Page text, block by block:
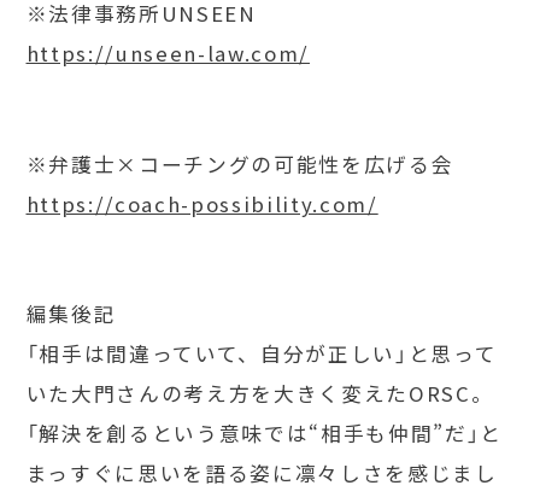
※法律事務所UNSEEN
https://unseen-law.com/
※弁護士×コーチングの可能性を広げる会
https://coach-possibility.com/
編集後記
「相手は間違っていて、自分が正しい」と思って
いた大門さんの考え方を大きく変えたORSC。
「解決を創るという意味では“相手も仲間”だ」と
まっすぐに思いを語る姿に凛々しさを感じまし